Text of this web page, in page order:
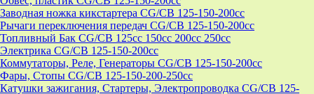
Заводная ножка кикстартера CG/CB 125-150-200cc
Рычаги переключения передач CG/CB 125-150-200cc
Топливный Бак CG/CB 125cc 150cc 200cc 250cc
Электрика CG/CB 125-150-200cc
Коммутаторы, Реле, Генераторы CG/CB 125-150-200cc
Фары, Стопы CG/CB 125-150-200-250cc
Катушки зажигания, Стартеры, Электропроводка CG/CB 125-